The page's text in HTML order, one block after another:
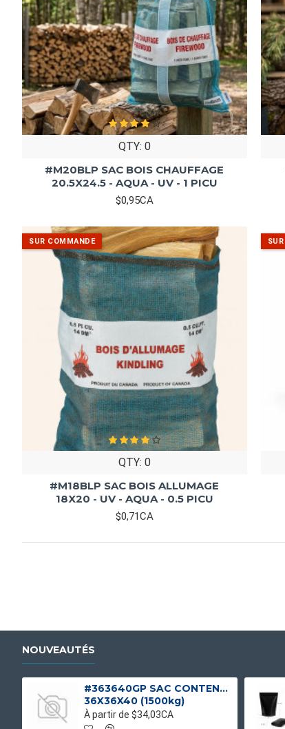
QTY: 0
#M20BLP SAC BOIS CHAUFFAGE
20.5X24.5 - AQUA - UV - 1 PICU
$0,95CA
QTY: 0
#M18BLP SAC BOIS ALLUMAGE
18X20 - UV - AQUA - 0.5 PICU
$0,71CA
NOUVEAUTÉS
#363640GP SAC CONTENEUR GOUL/PLAT UV UNIQUE
36X36X40 (1500kg)
À partir de $34,03CA